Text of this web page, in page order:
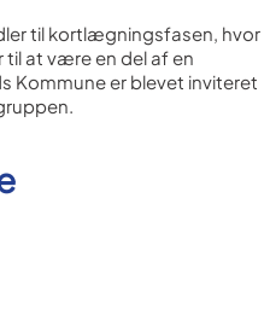
til kortlægningsfasen, hvor
at være en del af en
Kommune er blevet inviteret